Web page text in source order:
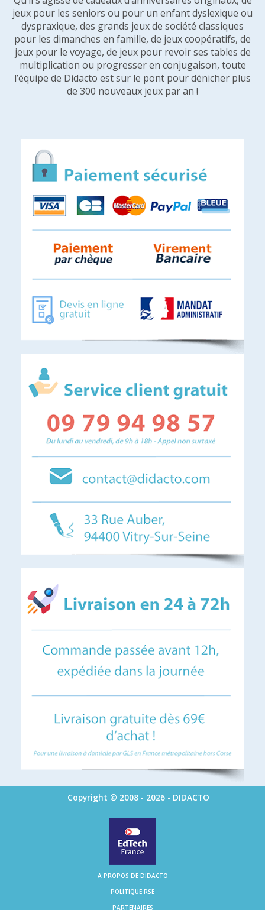
jeux pour les seniors ou pour un enfant dyslexique ou
dyspraxique, des grands jeux de société classiques
pour les dimanches en famille, de jeux coopératifs, de
jeux pour le voyage, de jeux pour revoir ses tables de
multiplication ou progresser en conjugaison, toute
l’équipe de Didacto est sur le pont pour dénicher plus
de 300 nouveaux jeux par an !
Copyright © 2008 - 2026 - DIDACTO
A PROPOS DE DIDACTO
POLITIQUE RSE
PARTENAIRES